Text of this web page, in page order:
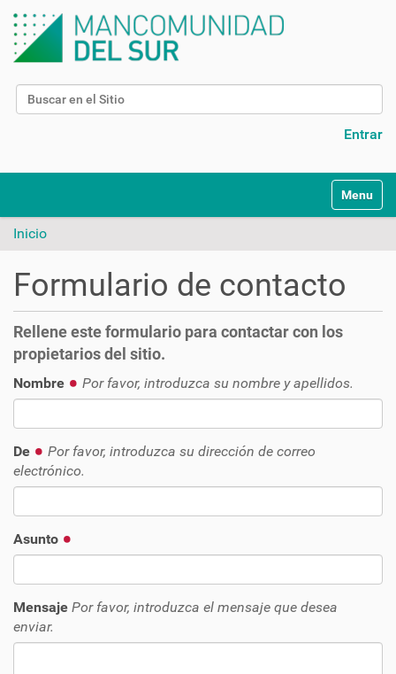
Buscar
Entrar
v
Toggle
Inicio
Formulario de contacto
Rellene este formulario para contactar con los
propietarios del sitio.
Nombre Por favor, introduzca su nombre y apellidos.
De
Por favor, introduzca su dirección de correo
electrónico.
Asunto
Mensaje Por favor, introduzca el mensaje que desea
enviar.